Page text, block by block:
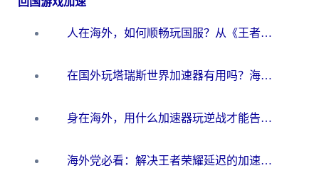
人在海外，如何顺畅玩国服？从《王者荣耀》到《云图计划》的加速器终极指南
在国外玩塔瑞斯世界加速器有用吗？海外玩家亲测后的真实答案
身在海外，用什么加速器玩逆战才能告别延迟？
海外党必看：解决王者荣耀延迟的加速器终极指南——从EVE到猫和老鼠，一个工具全搞定